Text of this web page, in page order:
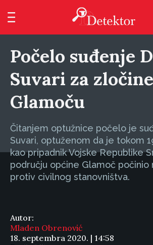
Počelo suđenje
Suvari za
Glamoču
Čitanjem optužnice počelo je
Suvari, optuženom da je tokom
kao pripadnik Vojske Republike
području općine Glamoč počinio
protiv civilnog stanovništva.
Autor:
Mladen Obrenović
18. septembra 2020. | 14:58